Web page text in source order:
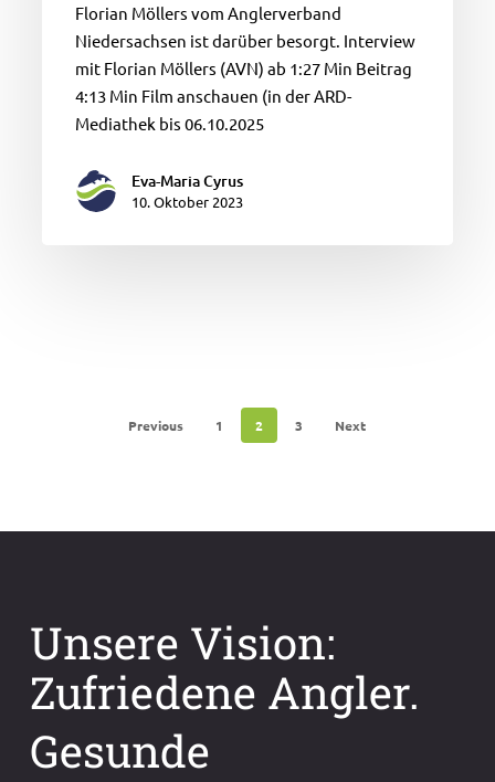
Florian Möllers vom Anglerverband
Niedersachsen ist darüber besorgt. Interview
mit Florian Möllers (AVN) ab 1:27 Min Beitrag
4:13 Min Film anschauen (in der ARD-
Mediathek bis 06.10.2025
Eva-Maria Cyrus
10. Oktober 2023
Previous 1 2 3 Next
Unsere Vision:
Zufriedene Angler.
Gesunde